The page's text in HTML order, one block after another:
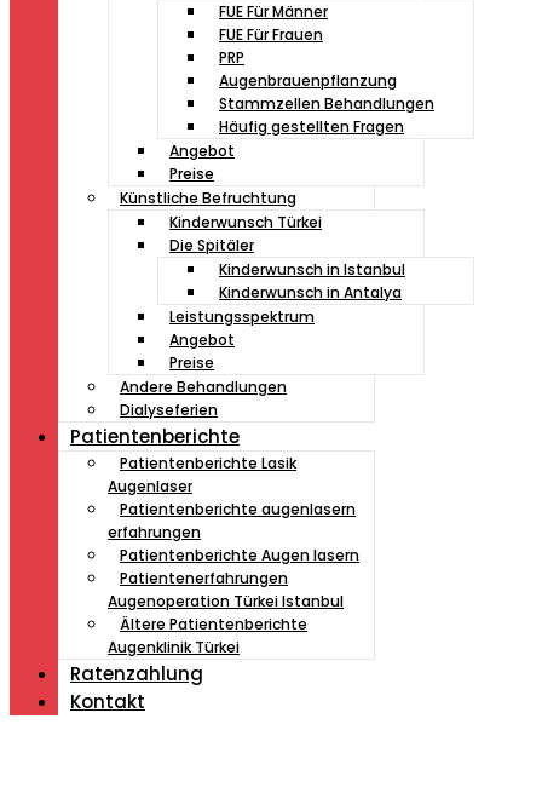
FUE Für Männer
FUE Für Frauen
PRP
Augenbrauenpflanzung
Stammzellen Behandlungen
Häufig gestellten Fragen
Angebot
Preise
Künstliche Befruchtung
Kinderwunsch Türkei
Die Spitäler
Kinderwunsch in Istanbul
Kinderwunsch in Antalya
Leistungsspektrum
Angebot
Preise
Andere Behandlungen
Dialyseferien
Patientenberichte
Patientenberichte Lasik
Augenlaser
Patientenberichte augenlasern
erfahrungen
Patientenberichte Augen lasern
Patientenerfahrungen
Augenoperation Türkei Istanbul
Ältere Patientenberichte
Augenklinik Türkei
Ratenzahlung
Kontakt